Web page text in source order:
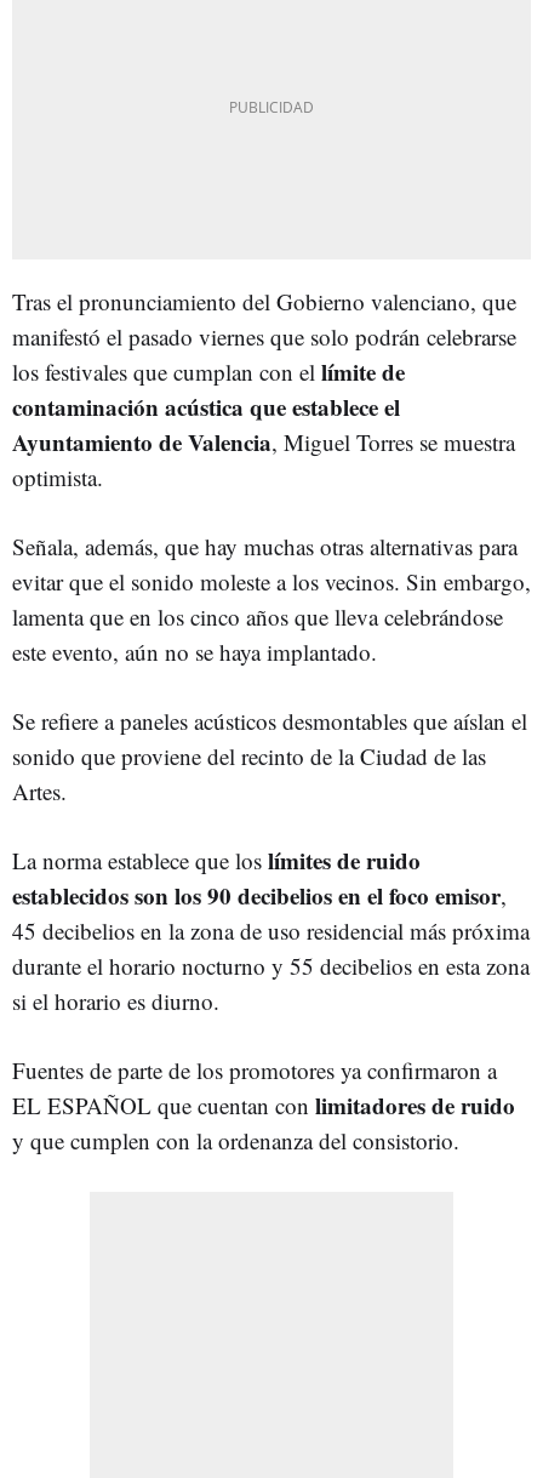
Tras el pronunciamiento del Gobierno valenciano, que
manifestó el pasado viernes que solo podrán celebrarse
los festivales que cumplan con el límite de
contaminación acústica que establece el
Ayuntamiento de Valencia, Miguel Torres se muestra
optimista.
Señala, además, que hay muchas otras alternativas para
evitar que el sonido moleste a los vecinos. Sin embargo,
lamenta que en los cinco años que lleva celebrándose
este evento, aún no se haya implantado.
Se refiere a paneles acústicos desmontables que aíslan el
sonido que proviene del recinto de la Ciudad de las
Artes.
La norma establece que los límites de ruido
establecidos son los 90 decibelios en el foco emisor,
45 decibelios en la zona de uso residencial más próxima
durante el horario nocturno y 55 decibelios en esta zona
si el horario es diurno.
Fuentes de parte de los promotores ya confirmaron a
EL ESPAÑOL que cuentan con limitadores de ruido
y que cumplen con la ordenanza del consistorio.